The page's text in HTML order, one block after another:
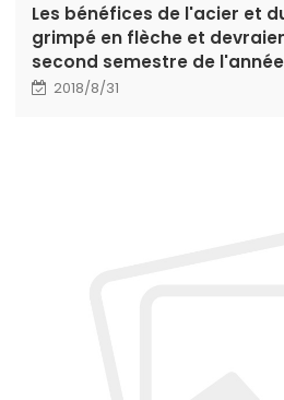
Les bénéfices de l'acier et
grimpé en flèche et
second semestre de l'année
2018/8/31